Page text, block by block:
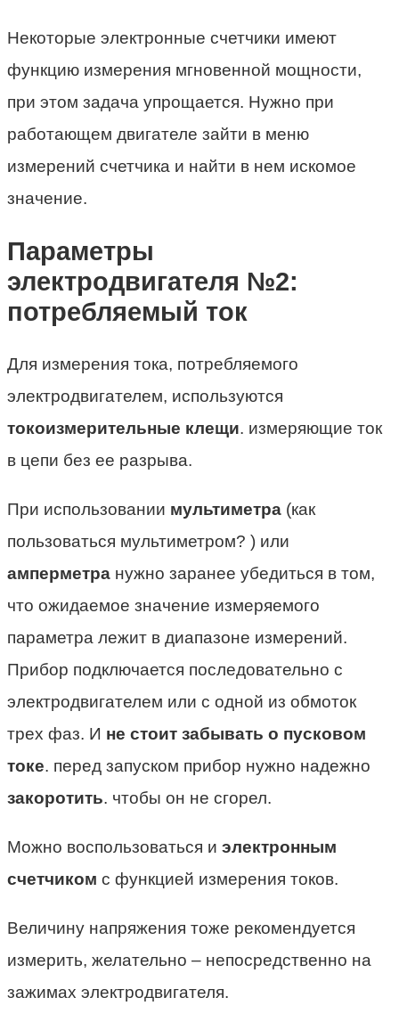
Некоторые электронные счетчики имеют
функцию измерения мгновенной мощности,
при этом задача упрощается. Нужно при
работающем двигателе зайти в меню
измерений счетчика и найти в нем искомое
значение.
Параметры
электродвигателя №2:
потребляемый ток
Для измерения тока, потребляемого
электродвигателем, используются
токоизмерительные клещи. измеряющие ток
в цепи без ее разрыва.
При использовании мультиметра (как
пользоваться мультиметром? ) или
амперметра нужно заранее убедиться в том,
что ожидаемое значение измеряемого
параметра лежит в диапазоне измерений.
Прибор подключается последовательно с
электродвигателем или с одной из обмоток
трех фаз. И не стоит забывать о пусковом
токе. перед запуском прибор нужно надежно
закоротить. чтобы он не сгорел.
Можно воспользоваться и электронным
счетчиком с функцией измерения токов.
Величину напряжения тоже рекомендуется
измерить, желательно – непосредственно на
зажимах электродвигателя.